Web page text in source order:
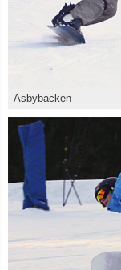
Asbybacken